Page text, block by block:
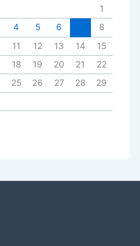
1
4 5 6
8
11 12 13 14
15
18 19 20 21
22
25 26 27 28
29